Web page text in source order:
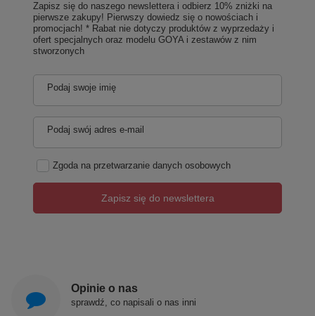
Zapisz się do naszego newslettera i odbierz 10% zniżki na
pierwsze zakupy! Pierwszy dowiedz się o nowościach i
promocjach! * Rabat nie dotyczy produktów z wyprzedaży i
ofert specjalnych oraz modelu GOYA i zestawów z nim
stworzonych
Podaj swoje imię
Podaj swój adres e-mail
Zgoda na przetwarzanie danych osobowych
Zapisz się do newslettera
Opinie o nas
sprawdź, co napisali o nas inni